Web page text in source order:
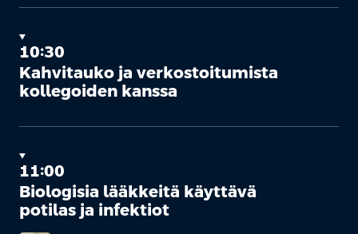
10:30
Kahvitauko ja verkostoitumista
kollegoiden kanssa
11:00
Biologisia lääkkeitä käyttävä
potilas ja infektiot